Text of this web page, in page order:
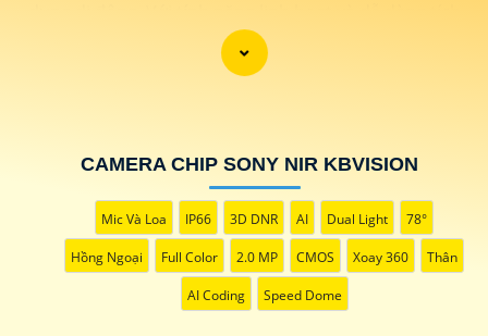
hợp vào hệ thống mạng hiện có. Hãy trải nghiệm ngay
Đầu ghi IP POE KBvision với chất lượng cao mà giá cả
CAMERA CHIP SONY NIR KBVISION
Mic Và Loa IP66 3D DNR AI Dual Light 78°
Hồng Ngoại Full Color 2.0 MP CMOS Xoay 360 Thân
AI Coding Speed Dome